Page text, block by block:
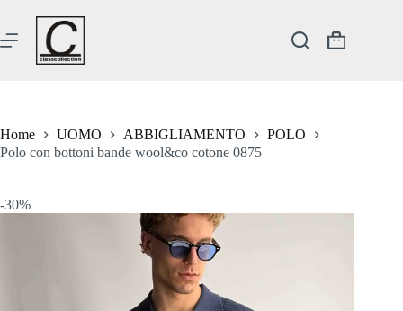
contenuto
Carrello
Home UOMO ABBIGLIAMENTO
POLO
Polo con bottoni bande wool&co cotone 0875
-30%